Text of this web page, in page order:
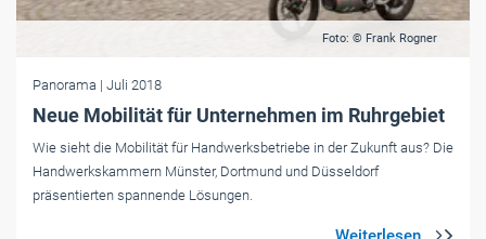
Foto: © Frank Rogner
Panorama | Juli 2018
Neue Mobilität für Unternehmen im Ruhrgebiet
Wie sieht die Mobilität für Handwerksbetriebe in der Zukunft aus? Die
Handwerkskammern Münster, Dortmund und Düsseldorf
präsentierten spannende Lösungen.